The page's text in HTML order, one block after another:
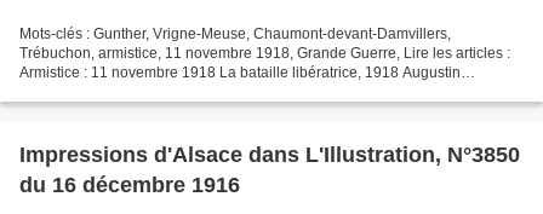
Mots-clés : Gunther, Vrigne-Meuse, Chaumont-devant-Damvillers,
Trébuchon, armistice, 11 novembre 1918, Grande Guerre, Lire les articles :
Armistice : 11 novembre 1918 La bataille libératrice, 1918 Augustin
Impressions d'Alsace dans L'Illustration, N°3850
du 16 décembre 1916